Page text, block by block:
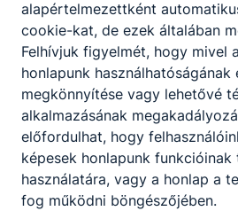
árut rendel, árut vesz
szakosítva;
betartja és betartatja a
szabályzatot;
anyagi és erkölcsi
rábízott javakért;
a konyhatechnológiai
tudatosan alkalmazza;
képes a
összehangolni, irányítani.
alapértelmezettként
cookie-kat, de ezek általában
Felhívjuk figyelmét, hogy mivel
honlapunk használhatóságának
megkönnyítése vagy lehetővé
alkalmazásának
előfordulhat, hogy
képesek honlapunk funkcióinak
használatára, vagy a honlap a
fog működni böngészőjében.